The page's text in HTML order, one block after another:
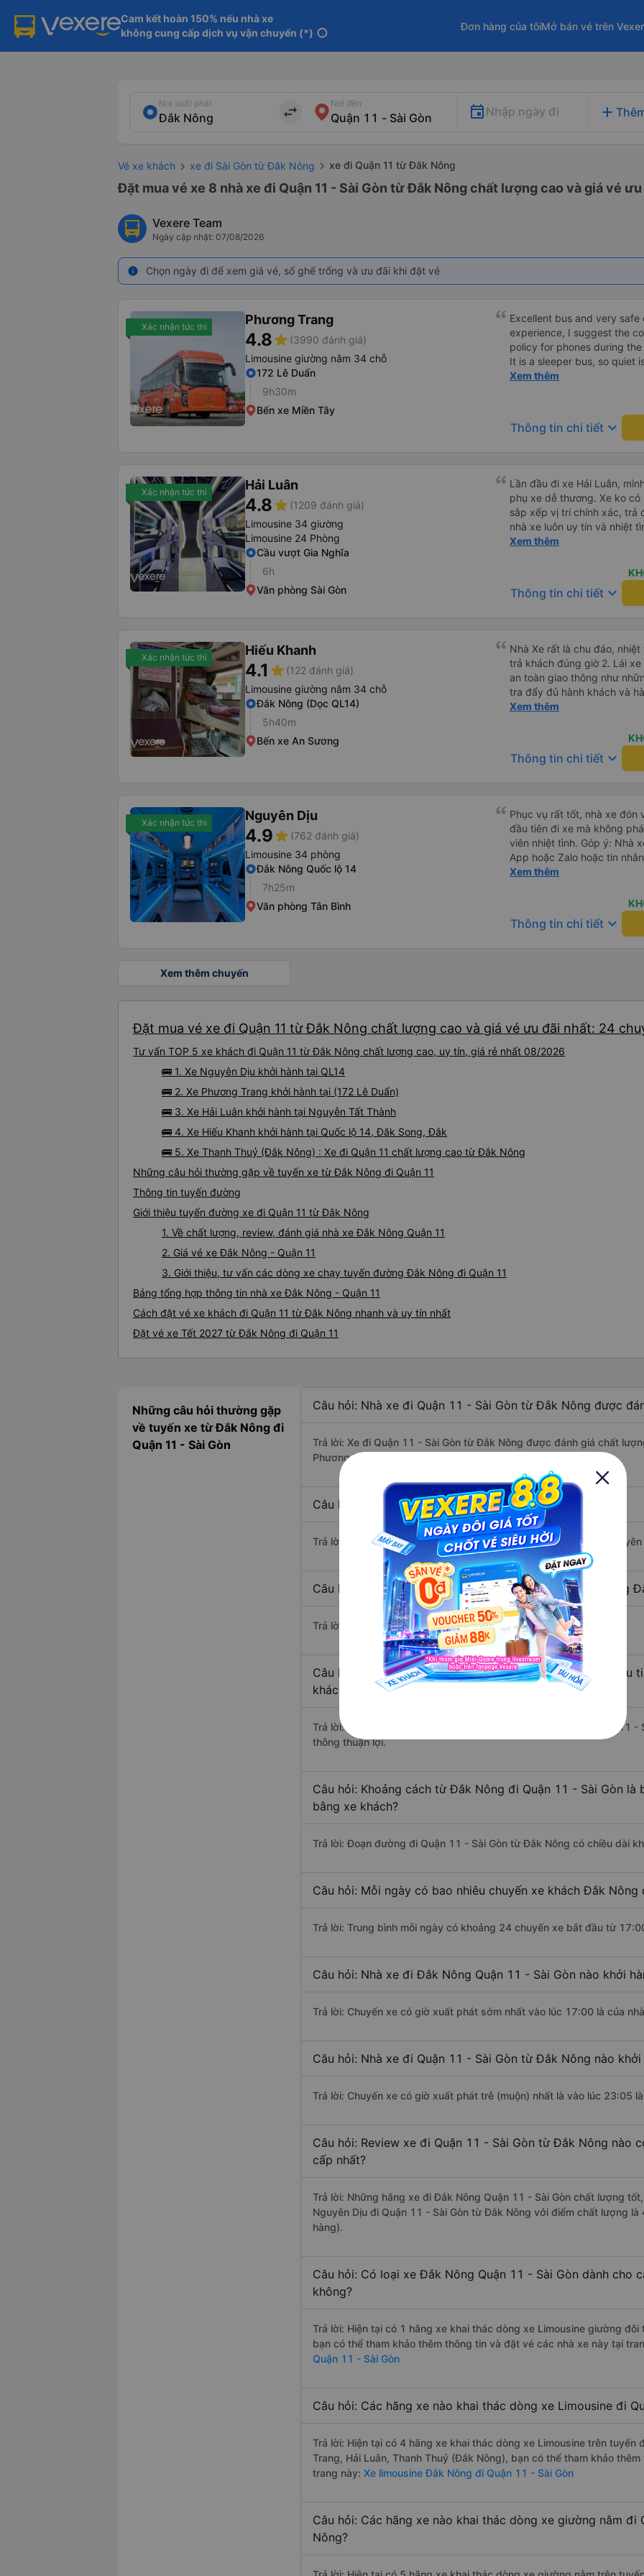
Cam kết hoàn 150% nếu nhà xe
không cung cấp dịch vụ vận chuyển (*) info
Đơn hàng của tôiMở bán vé trên
Nơi xuất phát
import_export
Nơi đến
Nhập ngày đi add
Vé xe khách xe đi Sài Gòn từ Đăk Nông xe đi Quận 11 từ Đăk Nông
Đặt mua vé xe 8 nhà xe đi Quận 11 - Sài Gòn từ Đắk Nông chất lượng cao và giá vé
Vexere Team
Ngày cập nhật: 07/08/2026
info Chọn ngày đi để xem giá vé, số ghế trống và ưu đãi khi đặt vé
Xác nhận tức thì Phương Trang
4.8star (3990 đánh giá)
Limousine giường nằm 34 chỗ
172 Lê Duẩn
9h30m
Bến xe Miền Tây
Excellent bus and very
experience, I suggest the
policy for phones during
It is a sleeper bus, so quiet
Wi-Fi password clearly
hơn, tôi góp ý nhà xe nên
lặng (tắt âm thanh điện
Tôi vẫn sẽ tiếp tục ủng hộ
Xem thêm
Thông tin chi tiết keyboard_arrow_down
Xác nhận tức thì Hải Luân
4.8star (1209 đánh giá)
Limousine 34 giường
Limousine 24 Phòng
Cầu vượt Gia Nghĩa
6h
Văn phòng Sài Gòn
Lần đầu đi xe Hải Luân,
phụ xe dễ thương. Xe ko
sắp xếp vị trí chính xác, trả
nhà xe luôn uy tín và nhiệt
nữa
Xem thêm
Thông tin chi tiết keyboard_arrow_down
Xác nhận tức thì Hiếu Khanh
4.1 star (122 đánh giá)
Limousine giường nằm 34 chỗ
Đắk Nông (Dọc QL14)
5h40m
Bến xe An Sương
Nhà Xe rất là chu đáo, nhiệt
trả khách đúng giờ 2. Lái xe an toàn êm ái ( không chạy mất
an toàn giao thông như
tra đẩy đủ hành khách và
Đặc biệt ngoài chăn gối và
được tặng kèm 1 lon nước yến ướp
theo. Chúc nhà xe tương lai càng phát triển và đội ngũ công
Xem thêm
Thông tin chi tiết keyboard_arrow_down
Xác nhận tức thì Nguyên Dịu
4.9star (762 đánh giá)
Limousine 34 phòng
Đắk Nông Quốc lộ 14
7h25m
Văn phòng Tân Bình
Phục vụ rất tốt, nhà xe đón
đầu tiên đi xe mà không
viên nhiệt tình. Góp ý: Nhà
App hoặc Zalo hoặc tin
hành khách yên tâm đặc
Xem thêm
Thông tin chi tiết keyboard_arrow_down
Xem thêm chuyến
Đặt mua vé xe đi Quận 11 từ Đắk Nông chất lượng cao và giá vé ưu đãi nhất: 24
Tư vấn TOP 5 xe khách đi Quận 11 từ Đắk Nông chất lượng cao, uy tín, giá rẻ nhất 08/2026
🚌 1. Xe Nguyên Dịu khởi hành tại QL14
🚌 2. Xe Phương Trang khởi hành tại (172 Lê Duẩn)
🚌 3. Xe Hải Luân khởi hành tại Nguyễn Tất Thành
🚌 4. Xe Hiếu Khanh khởi hành tại Quốc lộ 14, Đăk Song, Đắk
🚌 5. Xe Thanh Thuỷ (Đắk Nông) : Xe đi Quận 11 chất lượng cao từ Đắk Nông
Những câu hỏi thường gặp về tuyến xe từ Đắk Nông đi Quận 11
Thông tin tuyến đường
Giới thiệu tuyến đường xe đi Quận 11 từ Đắk Nông
1. Về chất lượng, review, đánh giá nhà xe Đắk Nông Quận 11
2. Giá vé xe Đắk Nông - Quận 11
3. Giới thiệu, tư vấn các dòng xe chạy tuyến đường Đắk Nông đi Quận 11
Bảng tổng hợp thông tin nhà xe Đắk Nông - Quận 11
Cách đặt vé xe khách đi Quận 11 từ Đắk Nông nhanh và uy tín nhất
Đặt vé xe Tết 2027 từ Đắk Nông đi Quận 11
Những câu hỏi thường gặp
về tuyến xe từ Đắk Nông đi
Quận 11 - Sài Gòn
Câu hỏi: Nhà xe đi Quận 11 - Sài Gòn từ Đắk Nông được
Trả lời: Xe đi Quận 11 - Sài Gòn từ Đắk Nông được đánh giá chất
Phương Trang, Hải Luân.
Câu hỏi: Xe nào đi Quận 11 - Sài Gòn có giá rẻ nhất?
Trả lời: Vé xe rẻ nhất có mức giá là 250.000 đồng của nhà xe Nguyên
Câu hỏi: Có bao nhiêu nhà xe đang khai thác tuyến đường
Trả lời: Hiện tại có 5 nhà xe khai thác tuyến đường.
Câu hỏi: Từ Đắk Nông đi Quận 11 - Sài Gòn mất bao nhiêu
khách?
Trả lời: Thời gian di chuyển bằng xe khách từ Đắk Nông đi Quận 11 -
thông thuận lợi.
Câu hỏi: Khoảng cách từ Đắk Nông đi Quận 11 - Sài Gòn là
bằng xe khách?
Trả lời: Đoạn đường đi Quận 11 - Sài Gòn từ Đắk Nông có chiều dài
Câu hỏi: Mỗi ngày có bao nhiêu chuyến xe khách Đắk Nông
Trả lời: Trung bình mỗi ngày có khoảng 24 chuyến xe bắt đầu từ
Câu hỏi: Nhà xe đi Đắk Nông Quận 11 - Sài Gòn nào khởi
Trả lời: Chuyến xe có giờ xuất phát sớm nhất vào lúc 17:00 là của
Câu hỏi: Nhà xe đi Quận 11 - Sài Gòn từ Đắk Nông nào khởi
Trả lời: Chuyến xe có giờ xuất phát trễ (muộn) nhất là vào lúc 23:05
Câu hỏi: Review xe đi Quận 11 - Sài Gòn từ Đắk Nông nào
cấp nhất?
Trả lời: Những hãng xe đi Đắk Nông Quận 11 - Sài Gòn chất lượng
Nguyên Dịu đi Quận 11 - Sài Gòn từ Đắk Nông với điểm chất lượng
hàng).
Câu hỏi: Có loại xe Đắk Nông Quận 11 - Sài Gòn dành cho
không?
Trả lời: Hiện tại có 1 hãng xe khai thác dòng xe Limousine giường
bạn có thể tham khảo thêm thông tin và đặt vé các nhà xe này tại
Quận 11 - Sài Gòn
Câu hỏi: Các hãng xe nào khai thác dòng xe Limousine đi
Trả lời: Hiện tại có 4 hãng xe khai thác dòng xe Limousine trên tuyến
Trang, Hải Luân, Thanh Thuỷ (Đắk Nông), bạn có thể tham khảo
trang này: Xe limousine Đắk Nông đi Quận 11 - Sài Gòn
Câu hỏi: Các hãng xe nào khai thác dòng xe giường nằm đi
Nông?